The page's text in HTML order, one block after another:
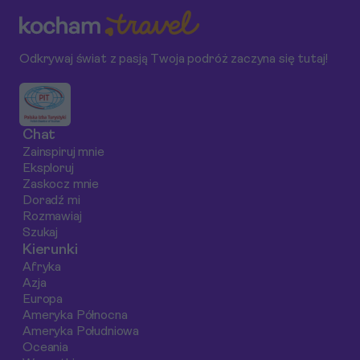
analizujemy, dlaczego
Florianópolis to
idealny wybór na
wyjazd w sezonie
obserwacji
wielorybów.
świata? Oprócz
piasków,
pięknem.
Odkrywaj świat z pasją Twoja podróż zaczyna się tutaj!
Chat
Zainspiruj mnie
Eksploruj
Zaskocz mnie
Doradź mi
Rozmawiaj
Szukaj
Kierunki
Afryka
Azja
Europa
Ameryka Północna
Ameryka Południowa
Oceania